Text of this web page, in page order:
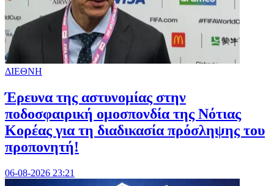
ΔΙΕΘΝΗ
Έρευνα της αστυνομίας στην
ποδοσφαιρική ομοσπονδία της Νότιας
Κορέας για τη διαδικασία πρόσληψης του
προπονητή!
06-08-2026 23:21